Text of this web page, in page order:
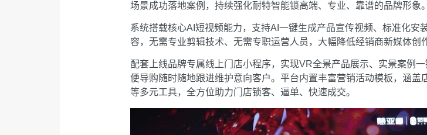
场景成功落地案例，持续强化耐特智能锁高端、专业、靠谱的品牌形象。
系统搭载核心AI短视频能力，支持AI一键生成产品宣传视频、标准化
容，无需专业剪辑技术、无需专职运营人员，大幅降低经销商新媒体创
配套上线品牌专属线上门店小程序，实现VR全景产品展示、实景案例
便导购随时随地跟进维护意向客户。平台内置丰富营销活动模板，涵
等多元工具，全方位助力门店锁客、逼单、快速成交。